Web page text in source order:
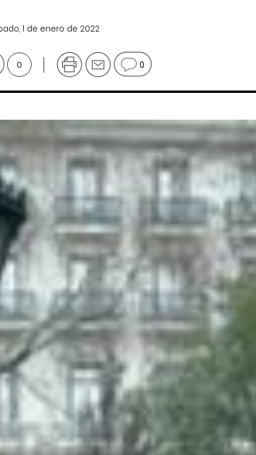
1 de enero de 2022
0 0